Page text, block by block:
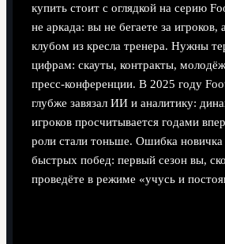
купить стоит с оглядкой на серию
не аркада: вы не бегаете за игроков,
клубом из кресла тренера. Нужны
цифрам: скауты, контракты,
пресс-конференции. В 2025 году
глубже завязал ИИ и аналитику:
игроков просчитывается годами
роли стали тоньше. Ошибка
быстрых побед: первый сезон вы,
проведёте в режиме «учусь и